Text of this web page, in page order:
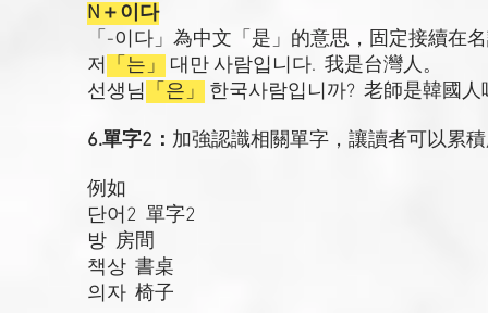
N＋이다
「-이다」為中文「是」的意思，固定接續在
저
「는」
대만 사람입니다. 我是台灣人。
선생님 「은」 한국사람입니까? 老師是韓國人
6.單字2： 加強認識相關單字，讓讀者可以累
例如
단어2 單字2
방 房間
책상 書桌
의자 椅子